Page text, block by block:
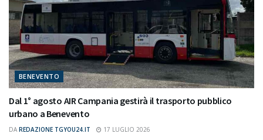
BENEVENTO
Dal 1° agosto AIR Campania gestirà il trasporto pubblico
urbano a Benevento
DA REDAZIONE TGYOU24.IT 17 LUGLIO 2026